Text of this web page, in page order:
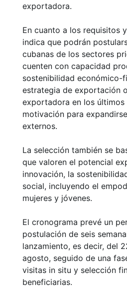
exportadora.
En cuanto a los requisitos
indica que podrán
cubanas de los sectores
cuenten con capacidad
sostenibilidad económico-
estrategia de exportación
exportadora en los últimos
motivación para
externos.
La selección también se
que valoren el potencial
innovación, la
social, incluyendo el
mujeres y jóvenes.
El cronograma prevé un
postulación de seis
lanzamiento, es decir, del
agosto, seguido de una
visitas in situ y selección
beneficiarias.